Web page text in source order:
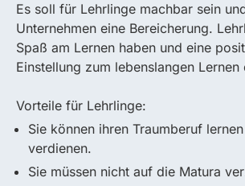
Es soll für Lehrlinge machbar sein
Unternehmen eine Bereicherung.
Spaß am Lernen haben und eine
Einstellung zum lebenslangen Lernen
Vorteile für Lehrlinge:
Sie können ihren Traumberuf
verdienen.
Sie müssen nicht auf die Matura